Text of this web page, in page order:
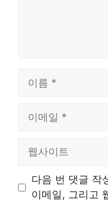
트
다음 번 댓글 작
이메일, 그리고